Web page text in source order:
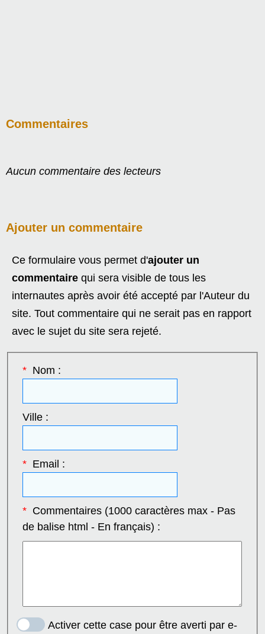
Commentaires
Aucun commentaire des lecteurs
Ajouter un commentaire
Ce formulaire vous permet d'ajouter un
commentaire qui sera visible de tous les
internautes après avoir été accepté par l'Auteur du
site. Tout commentaire qui ne serait pas en rapport
avec le sujet du site sera rejeté.
*Nom :
Ville :
*Email :
*Commentaires (1000 caractères max - Pas
de balise html - En français) :
Activer cette case pour être averti par e-